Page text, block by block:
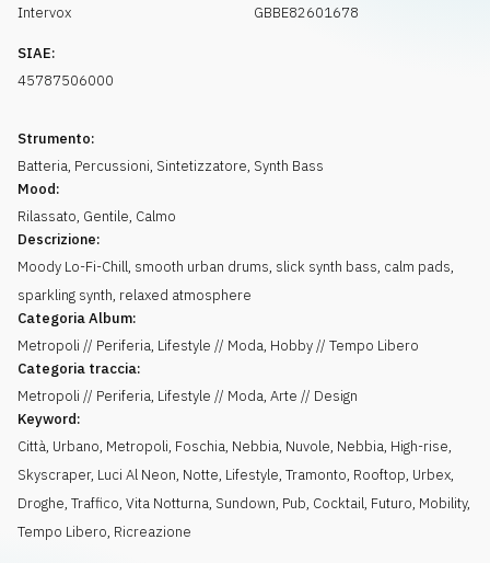
Intervox
GBBE82601678
SIAE:
45787506000
Strumento:
Batteria, Percussioni, Sintetizzatore, Synth Bass
Mood:
Rilassato, Gentile, Calmo
Descrizione:
Moody Lo-Fi-Chill, smooth urban drums, slick synth bass, calm pads,
sparkling synth, relaxed atmosphere
Categoria Album:
Metropoli // Periferia, Lifestyle // Moda, Hobby // Tempo Libero
Categoria traccia:
Metropoli // Periferia, Lifestyle // Moda, Arte // Design
Keyword:
Città, Urbano, Metropoli, Foschia, Nebbia, Nuvole, Nebbia, High-rise,
Skyscraper, Luci Al Neon, Notte, Lifestyle, Tramonto, Rooftop, Urbex,
Droghe, Traffico, Vita Notturna, Sundown, Pub, Cocktail, Futuro, Mobility,
Tempo Libero, Ricreazione